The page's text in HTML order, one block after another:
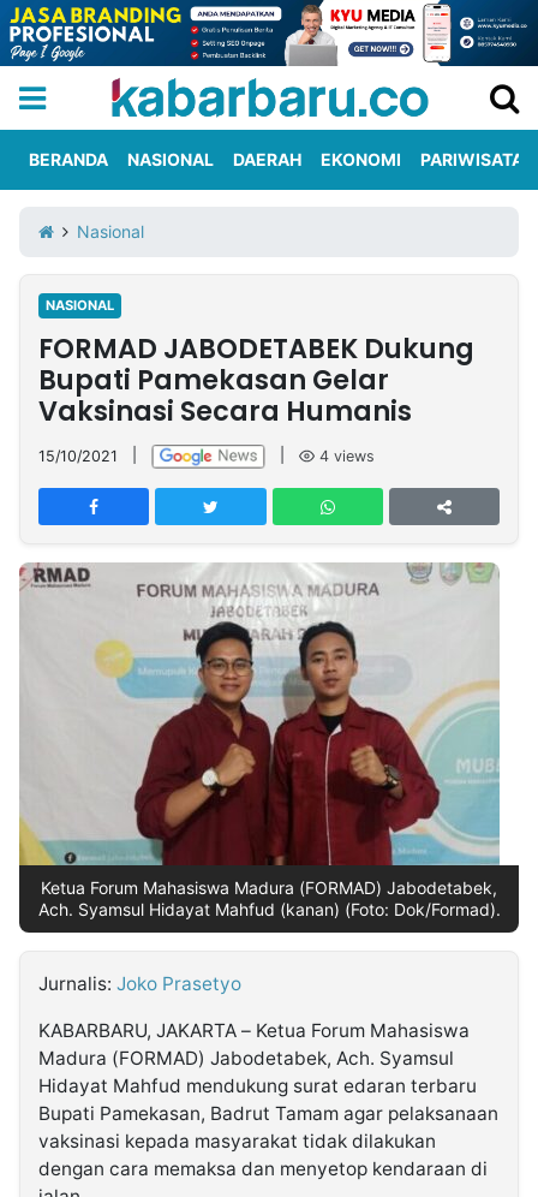
Iklan
Berita
Kami
Nasional
International
Olahraga
Entertainment
Daerah
Pariwisata
Kuliner
Kolom
Network
PT
TREETAN
INDONESIA
Kabarbaru
Kabarbaru.co
2026
BERANDA NASIONAL DAERAH EKONOMI PARIWISATA
Nasional
NASIONAL
FORMAD JABODETABEK Dukung
Bupati Pamekasan Gelar
Vaksinasi Secara Humanis
15/10/2021 4 views
Ketua Forum Mahasiswa Madura (FORMAD) Jabodetabek,
Ach. Syamsul Hidayat Mahfud (kanan) (Foto: Dok/Formad).
Jurnalis: Joko Prasetyo
KABARBARU, JAKARTA – Ketua Forum Mahasiswa
Madura (FORMAD) Jabodetabek, Ach. Syamsul
Hidayat Mahfud mendukung surat edaran terbaru
Bupati Pamekasan, Badrut Tamam agar pelaksanaan
vaksinasi kepada masyarakat tidak dilakukan
dengan cara memaksa dan menyetop kendaraan di